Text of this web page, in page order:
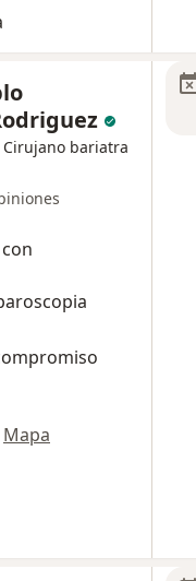
bariatra
Mapa